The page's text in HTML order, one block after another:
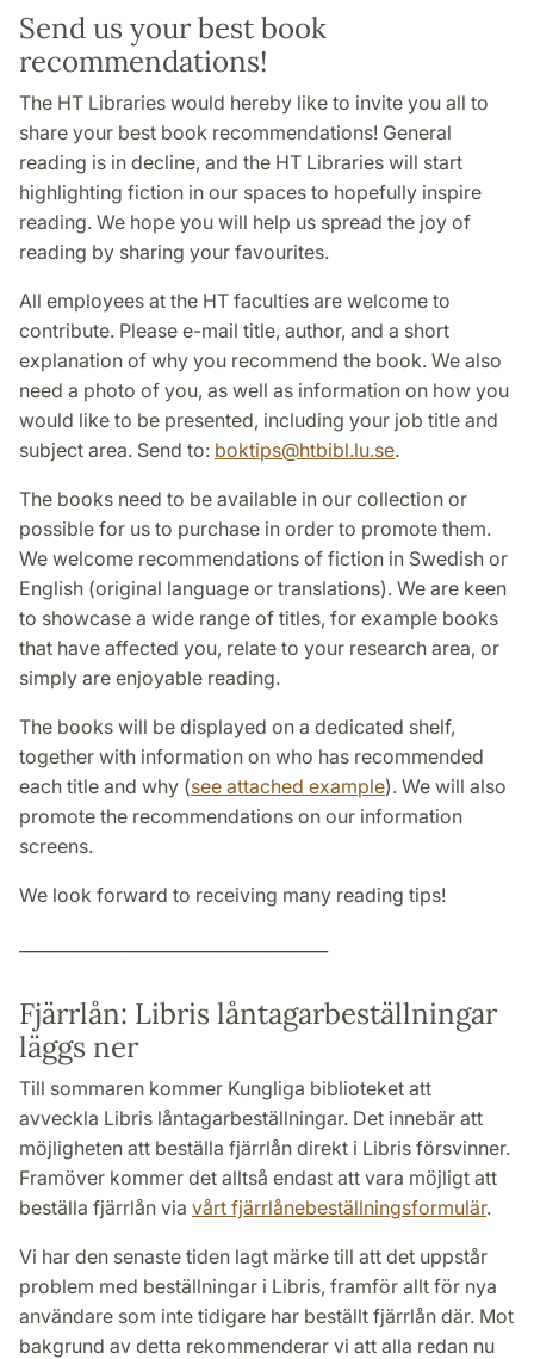
Send us your best book
recommendations!
The HT Libraries would hereby like to invite you all to
share your best book recommendations! General
reading is in decline, and the HT Libraries will start
highlighting fiction in our spaces to hopefully inspire
reading. We hope you will help us spread the joy of
reading by sharing your favourites.
All employees at the HT faculties are welcome to
contribute. Please e-mail title, author, and a short
explanation of why you recommend the book. We also
need a photo of you, as well as information on how you
would like to be presented, including your job title and
subject area. Send to: boktips@htbibl.lu.se.
The books need to be available in our collection or
possible for us to purchase in order to promote them.
We welcome recommendations of fiction in Swedish or
English (original language or translations). We are keen
to showcase a wide range of titles, for example books
that have affected you, relate to your research area, or
simply are enjoyable reading.
The books will be displayed on a dedicated shelf,
together with information on who has recommended
each title and why (see attached example). We will also
promote the recommendations on our information
screens.
We look forward to receiving many reading tips!
Fjärrlån: Libris låntagarbeställningar
läggs ner
Till sommaren kommer Kungliga biblioteket att
avveckla Libris låntagarbeställningar. Det innebär att
möjligheten att beställa fjärrlån direkt i Libris försvinner.
Framöver kommer det alltså endast att vara möjligt att
beställa fjärrlån via vårt fjärrlånebeställningsformulär.
Vi har den senaste tiden lagt märke till att det uppstår
problem med beställningar i Libris, framför allt för nya
användare som inte tidigare har beställt fjärrlån där. Mot
bakgrund av detta rekommenderar vi att alla redan nu